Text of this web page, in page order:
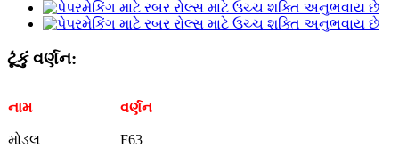
ટૂંકું વર્ણન:
નામ વર્ણન
મોડલ F63